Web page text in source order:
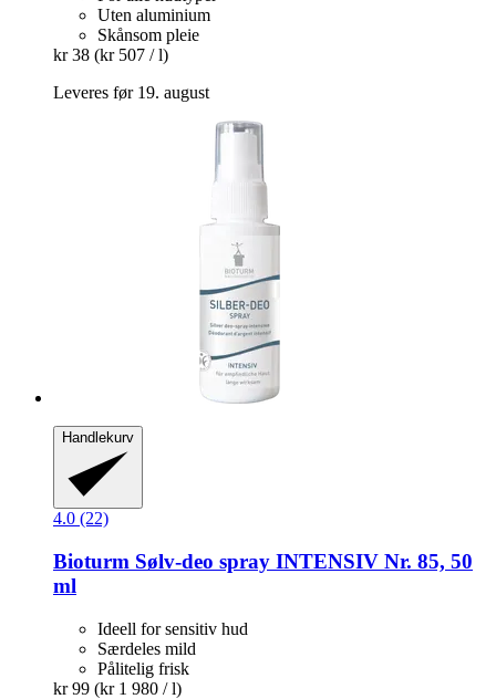
Uten aluminium
Skånsom pleie
kr 38 (kr 507 / l)
Leveres før 19. august
Handlekurv
4.0 (22)
Bioturm Sølv-​deo spray INTENSIV Nr. 85, 50
ml
Ideell for sensitiv hud
Særdeles mild
Pålitelig frisk
kr 99 (kr 1 980 / l)